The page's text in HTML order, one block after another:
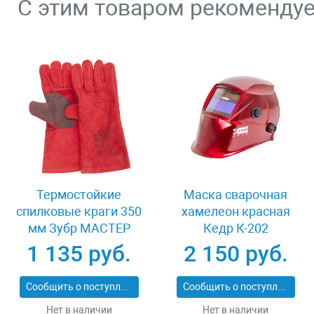
С этим товаром
Термостойкие
спилковые краги 350
мм Зубр МАСТЕР
11334-XL
1 135 руб.
Сообщить о поступлении
Нет в наличии
Маска сварочная
хамелеон красная
Кедр К-202
2 150 руб.
Сообщить о поступлении
Нет в наличии